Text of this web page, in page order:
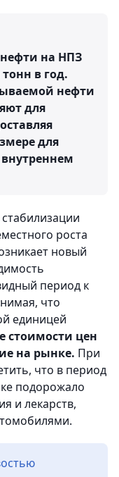
на НПЗ
в год.
нефти
для
для
роста
новый
период к
что
единицей
стоимости цен
на рынке. При
что в период
подорожало
и лекарств,